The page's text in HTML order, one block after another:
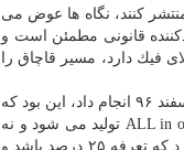
كنند، نگاه ها عوض می
قانونی مطمئن است و
فیك دارد، مسیر قاچاق را
وی با بیان این كه كاهش زمان صدور مجوز، روی هزینه تاثیر می گذارد، اظهار داشت: نخستین كاری كه سازمان در اسفند ۹۶ انجام داد، این بود كه
های ALL in one تولید می شود و نه
لپ تاپ، ازاین رو توافق كردیم كه وقتی بازار تولیدكننده ندارد یا به آن حد نیست كه نیاز بازار را تامین كند، دلیلی ندارد كه تعرفه ۲۵ درصد باشد و